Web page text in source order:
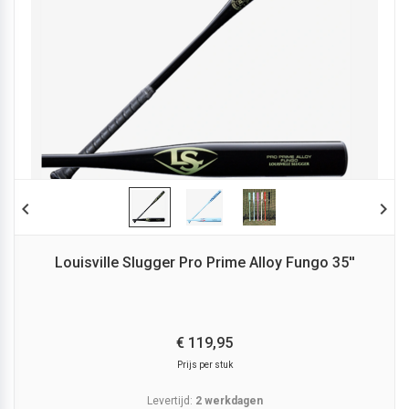
chevron_left chevron_right
Louisville Slugger Pro Prime Alloy Fungo 35''
€ 119,95
Prijs per stuk
Levertijd: 2 werkdagen